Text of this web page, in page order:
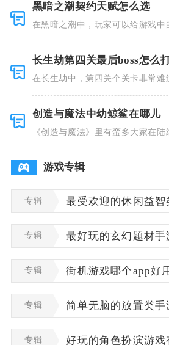
黑暗之潮契约天赋怎么选
在黑暗之潮中，玩家可以给游戏中
长生劫第四关最后boss怎么
在长生劫中，第四关个关卡非常难
创造与魔法中幼鲸鲨在哪儿
《创造与魔法》里有蛮多大家在陆
游戏专辑
专辑 最受欢迎的休闲益智
专辑 最好玩的玄幻题材手
专辑 街机游戏哪个app好
专辑 简单无脑的放置类手
专辑 好玩的角色扮演游戏